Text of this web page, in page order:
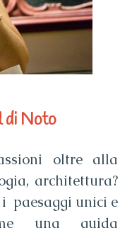
di Noto
oltre alla
architettura?
paesaggi unici e
una guida